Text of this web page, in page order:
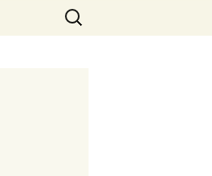
Search
for: